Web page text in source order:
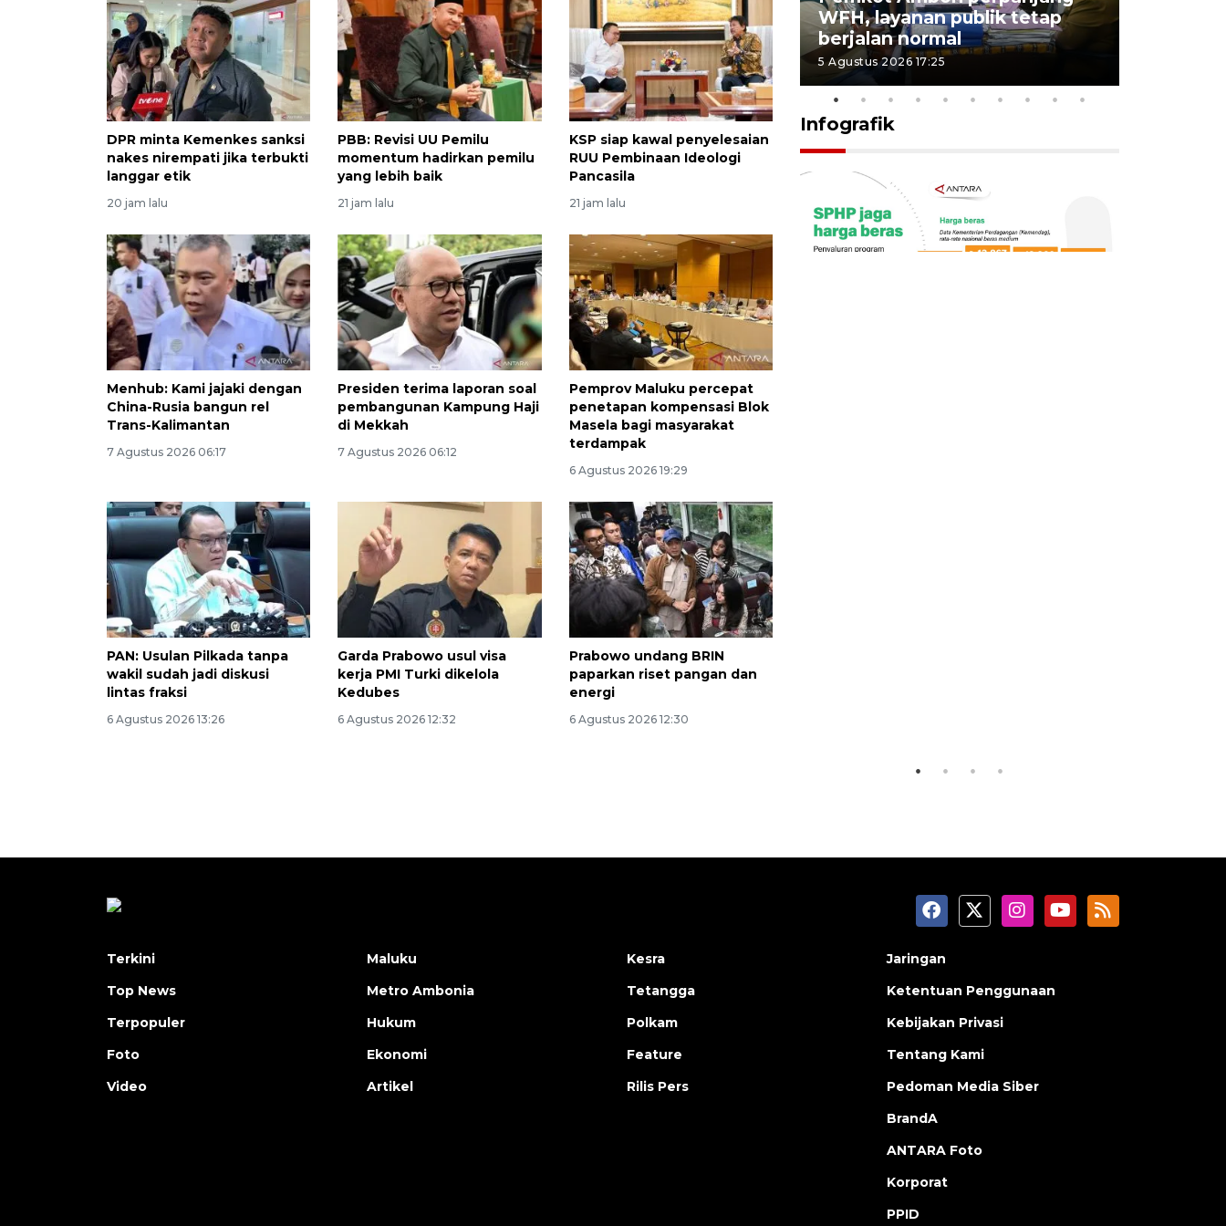
DPR minta Kemenkes sanksi
nakes nirempati jika terbukti
langgar etik
20 jam lalu
PBB: Revisi UU Pemilu
momentum hadirkan pemilu
yang lebih baik
21 jam lalu
KSP siap kawal penyelesaian
RUU Pembinaan Ideologi
Pancasila
21 jam lalu
Menhub: Kami jajaki dengan
China-Rusia bangun rel
Trans-Kalimantan
7 Agustus 2026 06:17
Presiden terima laporan soal
pembangunan Kampung Haji
di Mekkah
7 Agustus 2026 06:12
Pemprov Maluku percepat
penetapan kompensasi Blok
Masela bagi masyarakat
terdampak
6 Agustus 2026 19:29
PAN: Usulan Pilkada tanpa
wakil sudah jadi diskusi
lintas fraksi
6 Agustus 2026 13:26
Garda Prabowo usul visa
kerja PMI Turki dikelola
Kedubes
6 Agustus 2026 12:32
Prabowo undang BRIN
paparkan riset pangan dan
energi
6 Agustus 2026 12:30
ruang pada anak di lembaga
pembinaan
23 Juli 2026 14:28
WFH, layanan publik tetap
berjalan normal
5 Agustus 2026 17:25
Infografik
Awas penipuan berbasis AI
Terkini
Top News
Terpopuler
Foto
Video
Maluku
Metro Ambonia
Hukum
Ekonomi
Artikel
Kesra
Tetangga
Polkam
Feature
Rilis Pers
Jaringan
Ketentuan Penggunaan
Kebijakan Privasi
Tentang Kami
Pedoman Media Siber
BrandA
ANTARA Foto
Korporat
PPID